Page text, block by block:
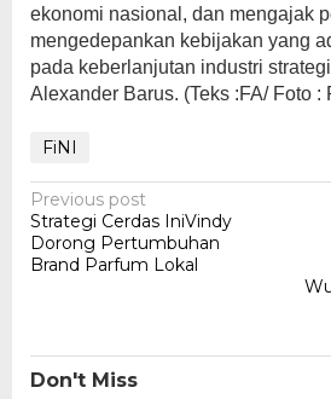
ekonomi nasional, dan mengajak
mengedepankan kebijakan yang
pada keberlanjutan industri
Alexander Barus. (Teks :FA/ Foto :
FiNI
Post
navigation
Previous post
Strategi Cerdas IniVindy
Dorong Pertumbuhan
Brand Parfum Lokal
Don't Miss